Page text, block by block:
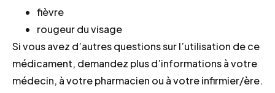
fièvre
rougeur du visage
Si vous avez d’autres questions sur l’utilisation de ce
médicament, demandez plus d’informations à votre
médecin, à votre pharmacien ou à votre infirmier/ère.